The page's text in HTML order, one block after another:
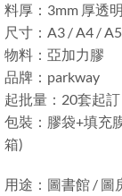
料厚：3mm 厚透
尺寸：A3 / A4 /
物料：亞加力膠
品牌：parkway
起批量：20套起
包裝：膠袋+填充
箱)
用途：圖書館 / 圖